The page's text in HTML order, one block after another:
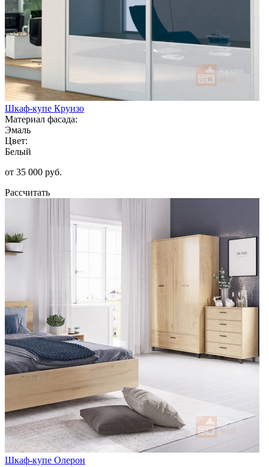
Шкаф-купе Круизо
Материал фасада:
Эмаль
Цвет:
Белый
от 35 000 руб.
Рассчитать
Шкаф-купе Олерон